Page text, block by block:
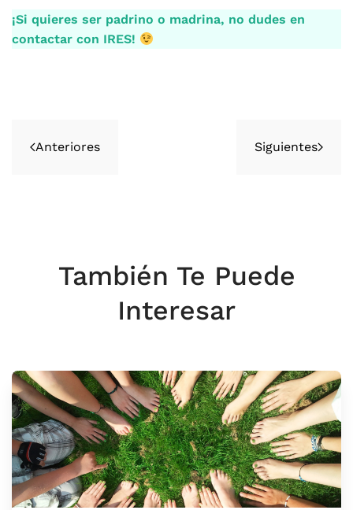
¡Si quieres ser padrino o madrina, no dudes en
contactar con IRES!
Anteriores Siguientes
También Te Puede
Interesar